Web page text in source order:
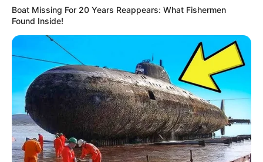
Boat Missing For 20 Years Reappears: What Fishermen
Found Inside!